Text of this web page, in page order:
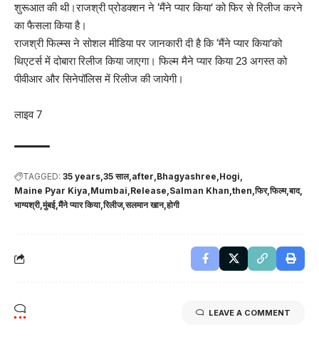
शुरूआत की थी।राजश्री प्रोडक्शन ने ‘मैंने प्यार किया’ को फिर से रिलीज करने
का फैसला किया है।
राजश्री फिल्म्स ने सोशल मीडिया पर जानकारी दी है कि ‘मैंने प्यार किया’को
थिएटर्स में दोबारा रिलीज किया जाएगा। फिल्म मैने प्यार किया 23 अगस्त को
पीवीआर और सिनेपॉलिस में रिलीज की जायेगी।
लाइव 7
TAGGED: 35 years 35 साल after Bhagyashree Hogi
Maine Pyar Kiya Mumbai Release Salman Khan then फिर फिल्म बाद
भाग्यश्री मुंबई मैंने प्यार किया रिलीज सलमान खान होगी
LEAVE A COMMENT